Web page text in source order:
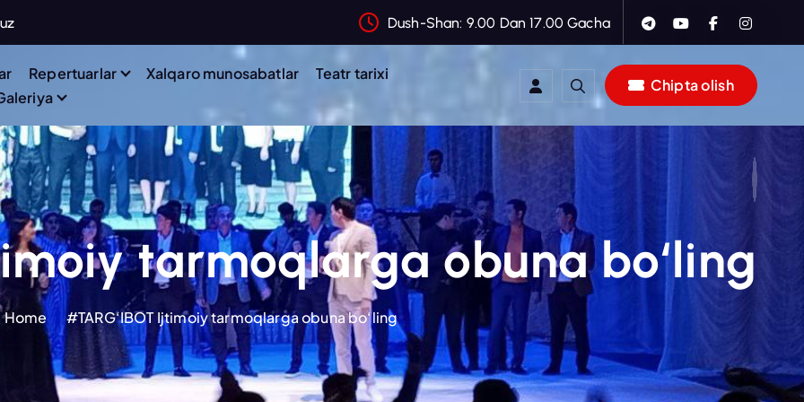
Dush-Shan: 9.00 Dan 17.00 Gacha
Repertuarlar Xalqaro munosabatlar
Teatr tarixi
Chipta olish
tarmoqlarga obuna bo‘ling
Home #TARG‘IBOT Ijtimoiy tarmoqlarga obuna bo‘ling